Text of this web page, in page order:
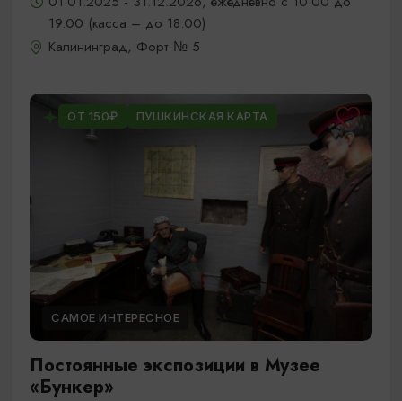
19.00 (касса – до 18.00)
Калининград, Форт № 5
ОТ 150₽ ПУШКИНСКАЯ КАРТА
САМОЕ ИНТЕРЕСНОЕ
Постоянные экспозиции в Музее
«Бункер»